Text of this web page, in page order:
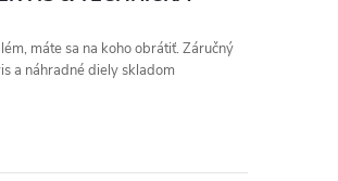
máte sa na koho obrátiť. Záručný
a náhradné diely skladom